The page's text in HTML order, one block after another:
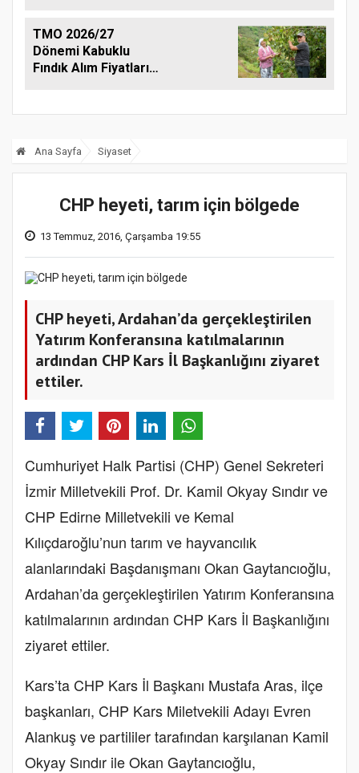
TMO 2026/27
Dönemi Kabuklu
Fındık Alım Fiyatlarını
Ana Sayfa Siyaset
CHP heyeti, tarım için bölgede
13 Temmuz, 2016, Çarşamba 19:55
CHP heyeti, Ardahan’da gerçekleştirilen
Yatırım Konferansına katılmalarının
ardından CHP Kars İl Başkanlığını ziyaret
ettiler.
Cumhuriyet Halk Partisi (CHP) Genel Sekreteri
İzmir Milletvekili Prof. Dr. Kamil Okyay Sındır ve
CHP Edirne Milletvekili ve Kemal
Kılıçdaroğlu’nun tarım ve hayvancılık
alanlarındaki Başdanışmanı Okan Gaytancıoğlu,
Ardahan’da gerçekleştirilen Yatırım Konferansına
katılmalarının ardından CHP Kars İl Başkanlığını
ziyaret ettiler.
Kars’ta CHP Kars İl Başkanı Mustafa Aras, ilçe
başkanları, CHP Kars Miletvekili Adayı Evren
Alankuş ve partililer tarafından karşılanan Kamil
Okyay Sındır ile Okan Gaytancıoğlu,